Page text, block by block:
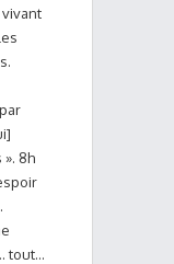
8h
tout…